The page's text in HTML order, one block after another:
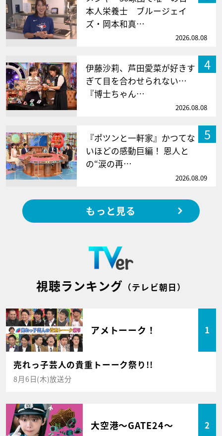
本人栄養士 ブルージェイ
ズ・岡本和真…
2026.08.08
4
伊藤沙莉、芦田愛菜が好きす
ぎて目を合わせられない…
『博士ちゃん…
2026.08.08
5
『ポツンと一軒家』かつてな
いほどの感動巨編！ 恩人と
の“涙の再…
2026.08.09
もっと見る
視聴ランキング （テレビ朝日）
アメトーーク！ 1
売れっ子芸人の貴重トーーク祭り!!
8月6日(木)放送分
大空港～GATE24～ 2